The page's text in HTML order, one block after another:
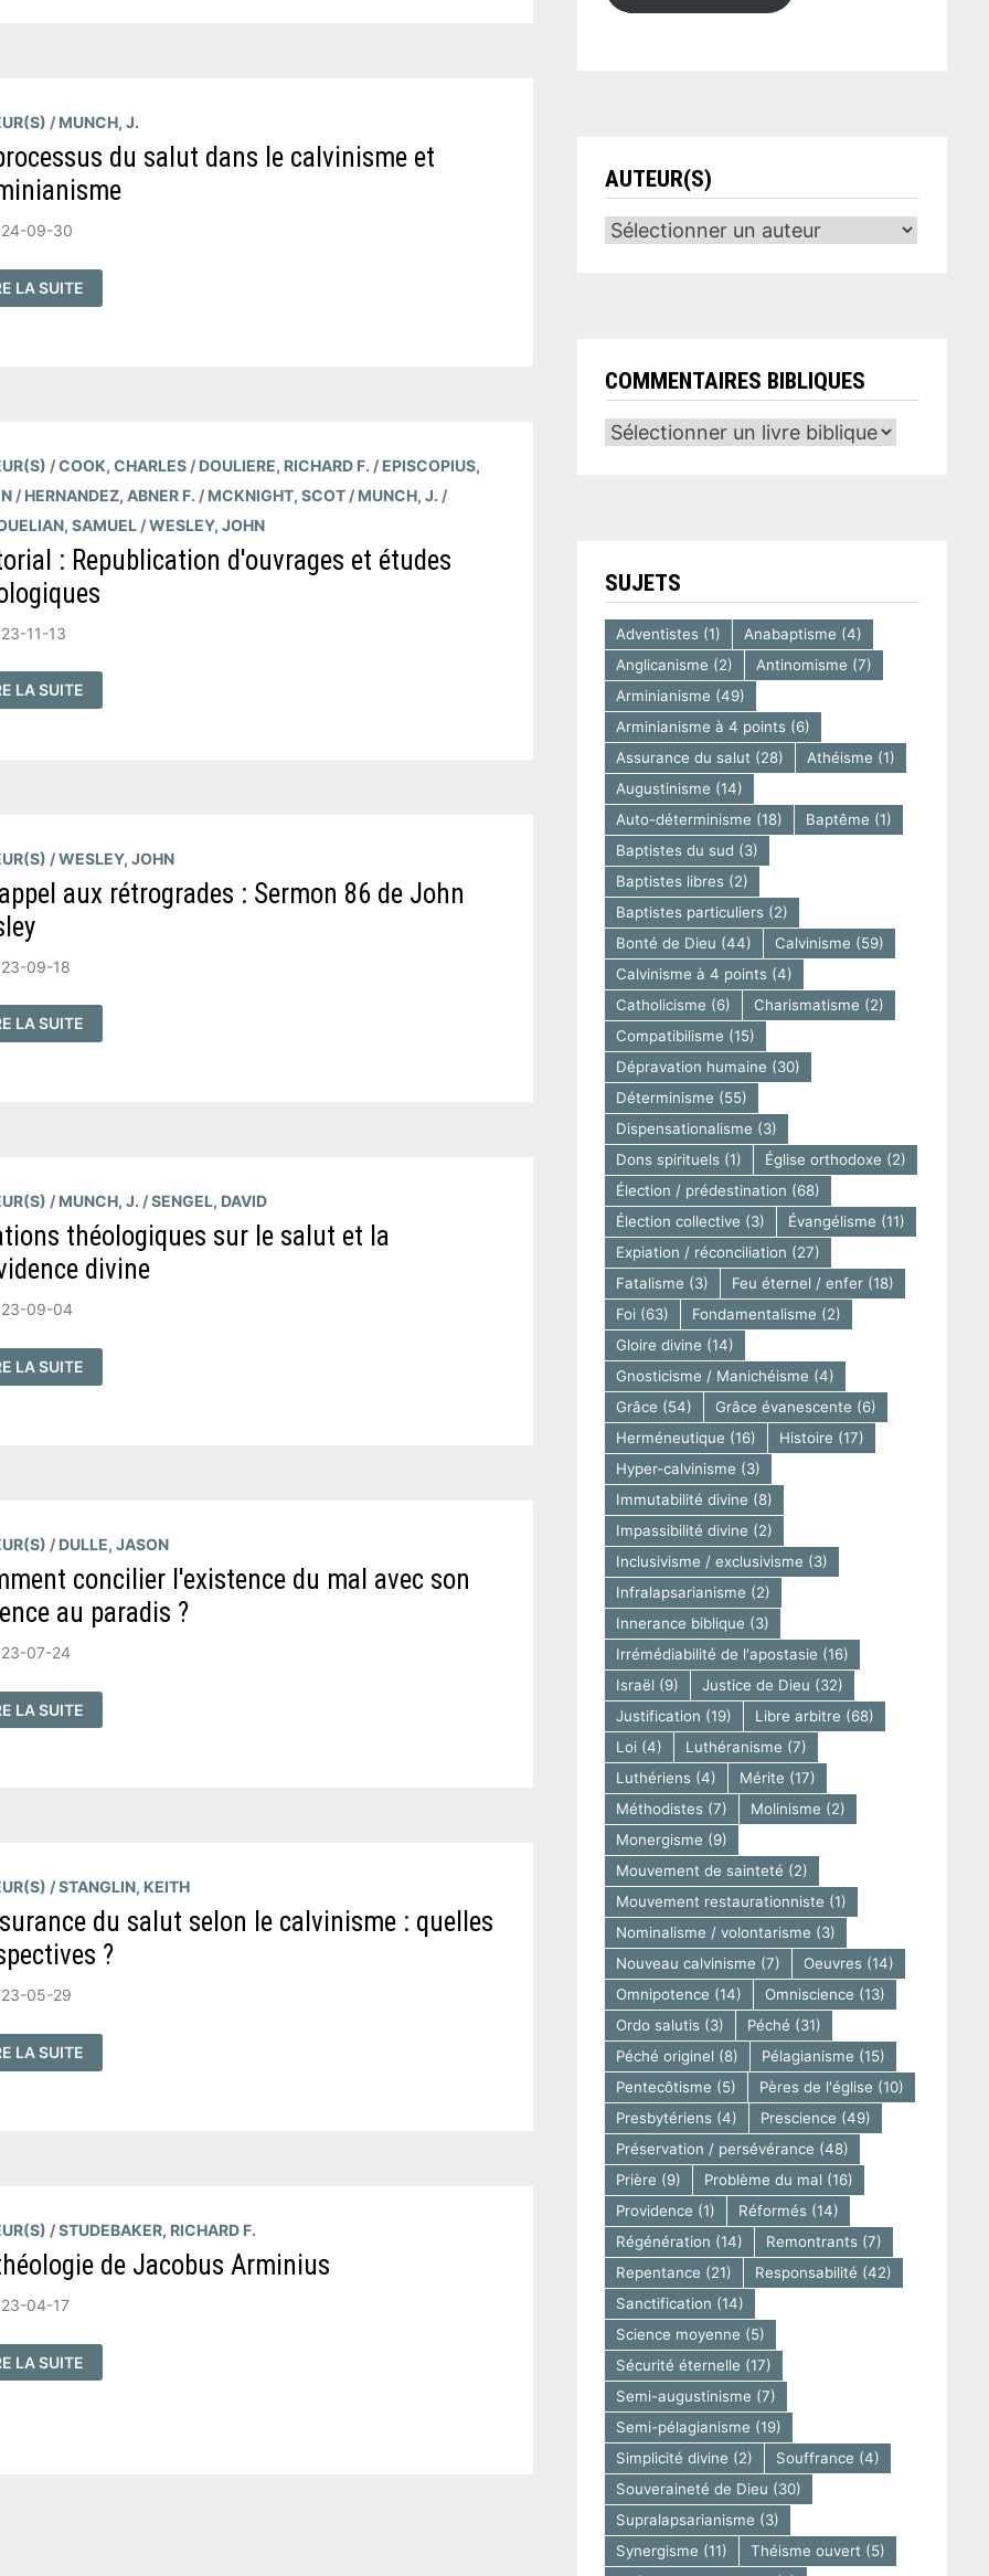
/ MUNCH, J.
du salut dans le calvinisme et
09-30
LA SUITE
/COOK, CHARLES / DOULIERE, RICHARD F. / EPISCOPIUS,
/ HERNANDEZ, ABNER F. / MCKNIGHT, SCOT / MUNCH, J. /
SAMUEL /WESLEY, JOHN
: Republication d'ouvrages et études
11-13
LA SUITE
/WESLEY, JOHN
aux rétrogrades : Sermon 86 de John
09-18
LA SUITE
/ MUNCH, J. /SENGEL, DAVID
théologiques sur le salut et la
divine
09-04
LA SUITE
/ DULLE, JASON
concilier l'existence du mal avec son
au paradis ?
07-24
LA SUITE
/STANGLIN, KEITH
du salut selon le calvinisme : quelles
?
05-29
LA SUITE
/STUDEBAKER, RICHARD F.
de Jacobus Arminius
04-17
LA SUITE
AUTEUR(S)
COMMENTAIRES BIBLIQUES
SUJETS
Adventistes(1) Anabaptisme (4)
Anglicanisme (2) Antinomisme (7)
Arminianisme (49)
Arminianisme à 4 points(6)
Assurance du salut (28) Athéisme (1)
Augustinisme (14)
Auto-déterminisme (18) Baptême (1)
Baptistes du sud (3)
Baptistes libres(2)
Baptistes particuliers(2)
Bonté de Dieu (44) Calvinisme (59)
Calvinisme à 4 points(4)
Catholicisme (6) Charismatisme (2)
Compatibilisme (15)
Dépravation humaine (30)
Déterminisme (55)
Dispensationalisme (3)
Dons spirituels(1) Église orthodoxe (2)
Élection / prédestination (68)
Élection collective (3) Évangélisme (11)
Expiation / réconciliation (27)
Fatalisme (3) Feu éternel / enfer(18)
Foi(63) Fondamentalisme (2)
Gloire divine (14)
Gnosticisme / Manichéisme (4)
Grâce (54) Grâce évanescente (6)
Herméneutique (16) Histoire (17)
Hyper-calvinisme (3)
Immutabilité divine (8)
Impassibilité divine (2)
Inclusivisme / exclusivisme (3)
Infralapsarianisme (2)
Innerance biblique (3)
Irrémédiabilité de l'apostasie (16)
Israël (9) Justice de Dieu (32)
Justification (19) Libre arbitre (68)
Loi(4) Luthéranisme (7)
Luthériens(4) Mérite (17)
Méthodistes(7) Molinisme (2)
Monergisme (9)
Mouvement de sainteté (2)
Mouvement restaurationniste (1)
Nominalisme / volontarisme (3)
Nouveau calvinisme (7) Oeuvres(14)
Omnipotence (14) Omniscience (13)
Ordo salutis(3) Péché (31)
Péché originel (8) Pélagianisme (15)
Pentecôtisme (5) Pères de l'église (10)
Presbytériens(4) Prescience (49)
Préservation / persévérance (48)
Prière (9) Problème du mal (16)
Providence (1) Réformés(14)
Régénération (14) Remontrants(7)
Repentance (21) Responsabilité (42)
Sanctification (14)
Science moyenne (5)
Sécurité éternelle (17)
Semi-augustinisme (7)
Semi-pélagianisme (19)
Simplicité divine (2) Souffrance (4)
Souveraineté de Dieu (30)
Supralapsarianisme (3)
Synergisme (11) Théisme ouvert (5)